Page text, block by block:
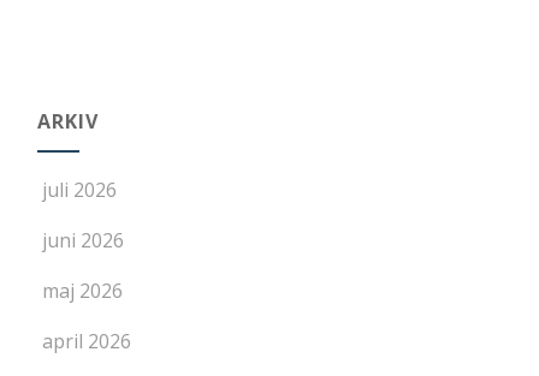
ARKIV
juli 2026
juni 2026
maj 2026
april 2026